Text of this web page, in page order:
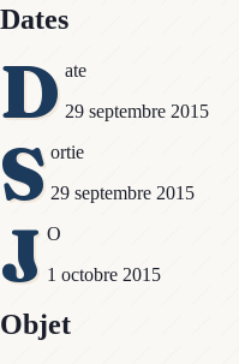
Dates
D ate
29 septembre 2015
S ortie
29 septembre 2015
J O
1 octobre 2015
Objet